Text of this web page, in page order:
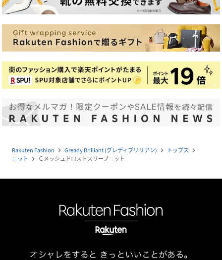
Rakuten Fashion navigate_next Gready Brilliant (グレディブリリアン) navigate_next トップス navigate_next
ニット navigate_next Ｃメッシュドロストスリーブニット